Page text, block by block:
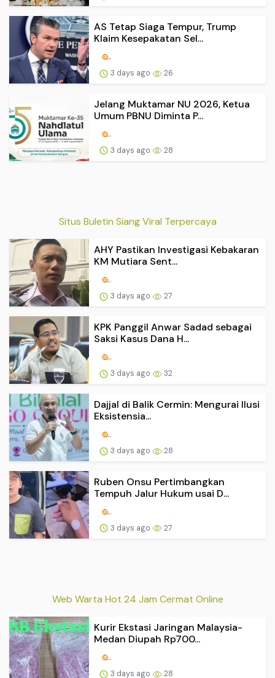
AS Tetap Siaga Tempur, Trump
Klaim Kesepakatan Sel...
3 days ago 26
Jelang Muktamar NU 2026, Ketua
Umum PBNU Diminta P...
3 days ago 28
Situs Buletin Siang Viral Terpercaya
AHY Pastikan Investigasi Kebakaran
KM Mutiara Sent...
3 days ago 27
KPK Panggil Anwar Sadad sebagai
Saksi Kasus Dana H...
3 days ago 32
Dajjal di Balik Cermin: Mengurai Ilusi
Eksistensia...
3 days ago 28
Ruben Onsu Pertimbangkan
Tempuh Jalur Hukum usai D...
3 days ago 27
Web Warta Hot 24 Jam Cermat Online
Kurir Ekstasi Jaringan Malaysia-
Medan Diupah Rp700...
3 days ago 28